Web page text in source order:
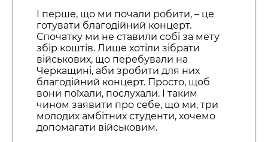
І перше, що ми почали робити, – це
готувати благодійний концерт.
Спочатку ми не ставили собі за мету
збір коштів. Лише хотіли зібрати
військових, що перебували на
Черкащині, аби зробити для них
благодійний концерт. Просто, щоб
вони поїхали, послухали. І таким
чином заявити про себе, що ми, три
молодих амбітних студенти, хочемо
допомагати військовим.